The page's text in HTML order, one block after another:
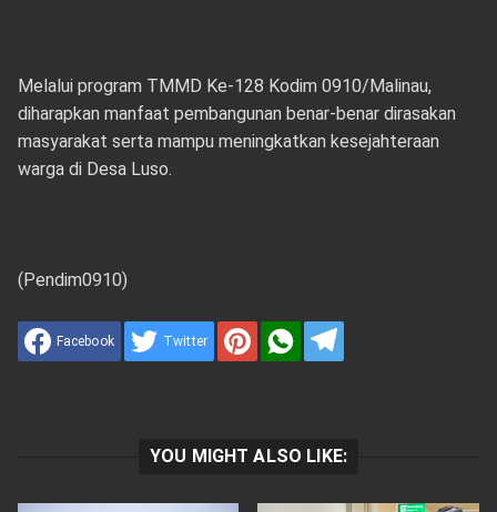
Melalui program TMMD Ke-128 Kodim 0910/Malinau,
diharapkan manfaat pembangunan benar-benar dirasakan
masyarakat serta mampu meningkatkan kesejahteraan
warga di Desa Luso.
(Pendim0910)
Facebook Twitter
YOU MIGHT ALSO LIKE: